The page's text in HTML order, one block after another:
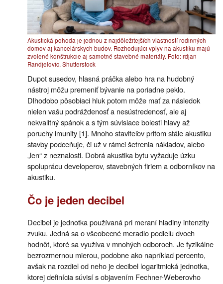
Akustická pohoda je jednou z najdôležitejších vlastností rodinných
domov aj kancelárskych budov. Rozhodujúci vplyv na akustiku majú
zvolené konštrukcie aj samotné stavebné materiály. Foto: rdjan
Randjelovic, Shutterstock
Dupot susedov, hlasná práčka alebo hra na hudobný
nástroj môžu premeniť bývanie na poriadne peklo.
Dlhodobo pôsobiaci hluk potom môže mať za následok
nielen vašu podráždenosť a nesústredenosť, ale aj
nekvalitný spánok a s tým súvisiace bolesti hlavy až
poruchy imunity [1]. Mnoho staviteľov pritom stále akustiku
stavby podceňuje, či už v rámci šetrenia nákladov, alebo
„len“ z neznalosti. Dobrá akustika bytu vyžaduje úzku
spoluprácu developerov, stavebných firiem a odborníkov na
akustiku.
Čo je jeden decibel
Decibel je jednotka používaná pri meraní hladiny intenzity
zvuku. Jedná sa o všeobecné meradlo podieľu dvoch
hodnôt, ktoré sa využíva v mnohých odboroch. Je fyzikálne
bezrozmernou mierou, podobne ako napríklad percento,
avšak na rozdiel od neho je decibel logaritmická jednotka,
ktorej definícia súvisí s objavením Fechner-Weberovho